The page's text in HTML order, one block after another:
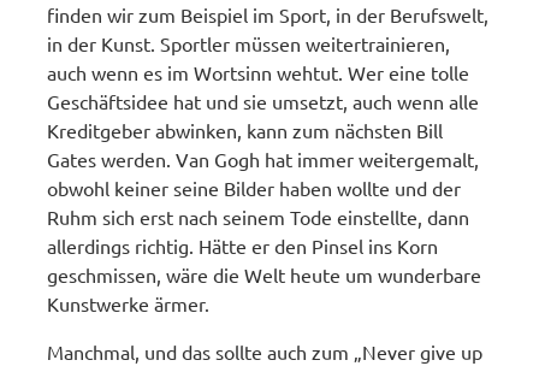
finden wir zum Beispiel im Sport, in der Berufswelt,
in der Kunst. Sportler müssen weitertrainieren,
auch wenn es im Wortsinn wehtut. Wer eine tolle
Geschäftsidee hat und sie umsetzt, auch wenn alle
Kreditgeber abwinken, kann zum nächsten Bill
Gates werden. Van Gogh hat immer weitergemalt,
obwohl keiner seine Bilder haben wollte und der
Ruhm sich erst nach seinem Tode einstellte, dann
allerdings richtig. Hätte er den Pinsel ins Korn
geschmissen, wäre die Welt heute um wunderbare
Kunstwerke ärmer.
Manchmal, und das sollte auch zum „Never give up